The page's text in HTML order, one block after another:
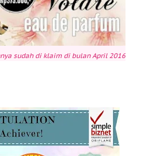
sudah di klaim di bulan April 2016